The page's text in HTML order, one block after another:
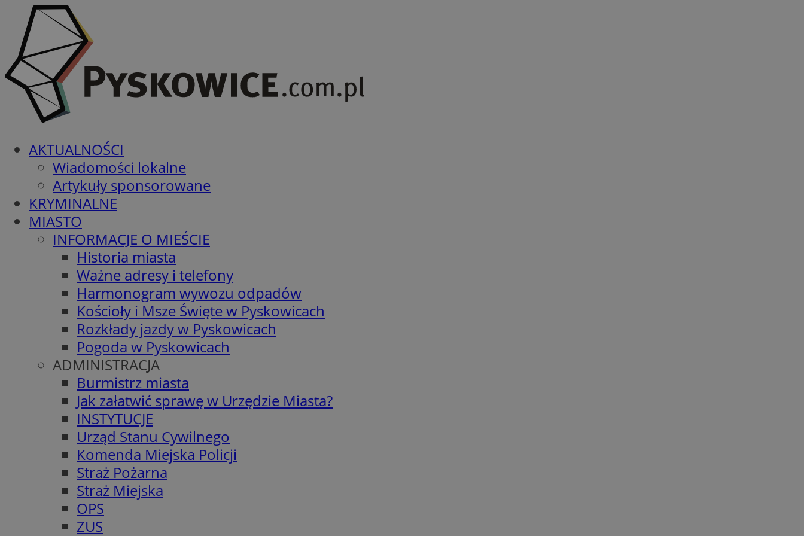
AKTUALNOŚCI
Wiadomości lokalne
Artykuły sponsorowane
KRYMINALNE
MIASTO
INFORMACJE O MIEŚCIE
Historia miasta
Ważne adresy i telefony
Harmonogram wywozu odpadów
Kościoły i Msze Święte w Pyskowicach
Rozkłady jazdy w Pyskowicach
Pogoda w Pyskowicach
ADMINISTRACJA
Burmistrz miasta
Jak załatwić sprawę w Urzędzie Miasta?
INSTYTUCJE
Urząd Stanu Cywilnego
Komenda Miejska Policji
Straż Pożarna
Straż Miejska
OPS
ZUS